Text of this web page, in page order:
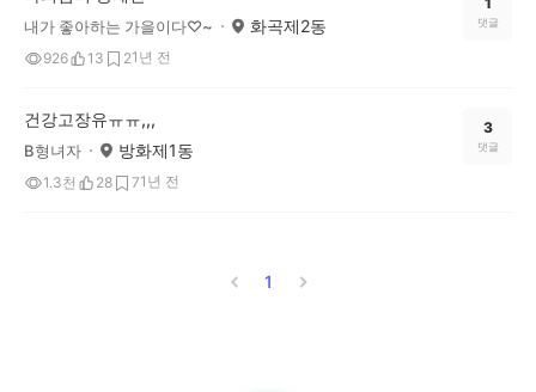
내가 좋아하는 가을이다♡~ 화곡제2동
926 13 21년 전
댓글
건강고장유ㅠㅠ,,,
B형녀자 방화제1동
1.3천 28 71년 전
3
댓글
1